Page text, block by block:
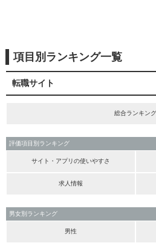
項目別ランキング一覧
転職サイト
総合ランキング
評価項目別ランキング
サイト・アプリの使いやすさ
求人情報
男女別ランキング
男性